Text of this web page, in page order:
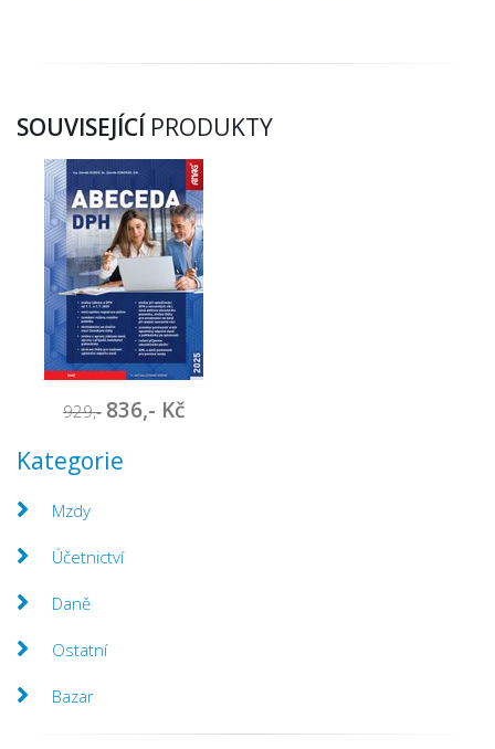
SOUVISEJÍCÍ PRODUKTY
929,- 836,- Kč
Kategorie
Mzdy
Účetnictví
Daně
Ostatní
Bazar